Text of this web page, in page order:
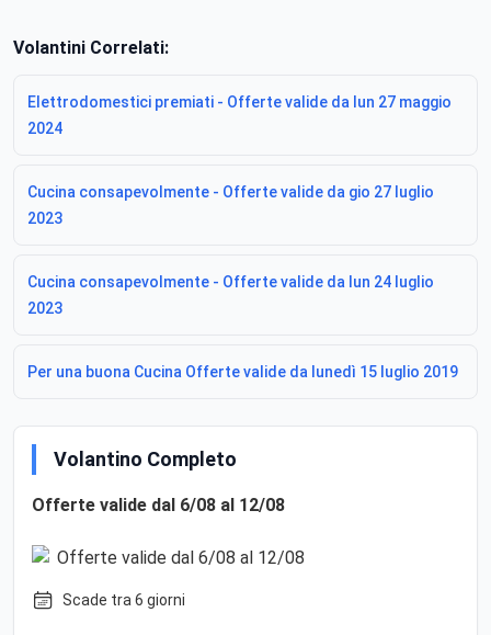
Volantini Correlati:
Elettrodomestici premiati - Offerte valide da lun 27 maggio
2024
Cucina consapevolmente - Offerte valide da gio 27 luglio
2023
Cucina consapevolmente - Offerte valide da lun 24 luglio
2023
Per una buona Cucina Offerte valide da lunedì 15 luglio 2019
Volantino Completo
Offerte valide dal 6/08 al 12/08
Scade tra 6 giorni